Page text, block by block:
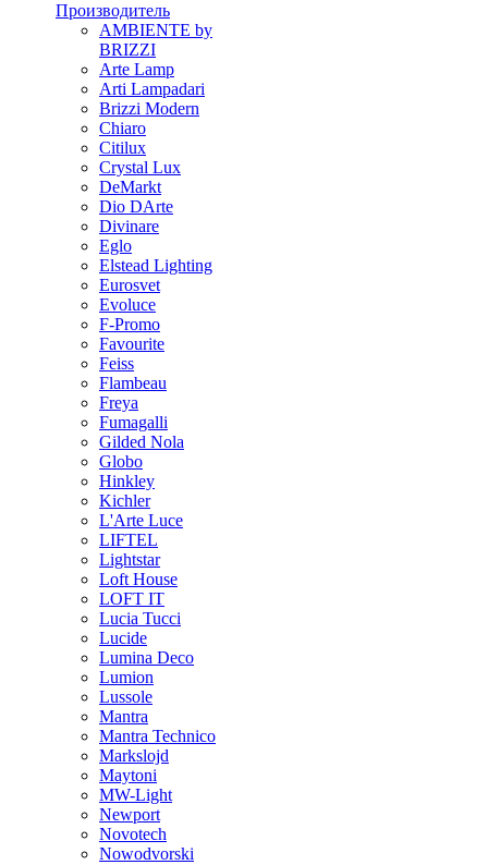
Производитель
AMBIENTE by
BRIZZI
Arte Lamp
Arti Lampadari
Brizzi Modern
Chiaro
Citilux
Crystal Lux
DeMarkt
Dio DArte
Divinare
Eglo
Elstead Lighting
Eurosvet
Evoluce
F-Promo
Favourite
Feiss
Flambeau
Freya
Fumagalli
Gilded Nola
Globo
Hinkley
Kichler
L'Arte Luce
LIFTEL
Lightstar
Loft House
LOFT IT
Lucia Tucci
Lucide
Lumina Deco
Lumion
Lussole
Mantra
Mantra Technico
Markslojd
Maytoni
MW-Light
Newport
Novotech
Nowodvorski